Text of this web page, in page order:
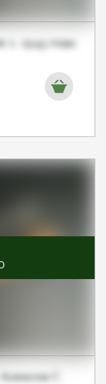
1943 года.
С.